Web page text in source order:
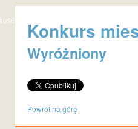
Konkurs
Wyróżniony
Powrót na górę